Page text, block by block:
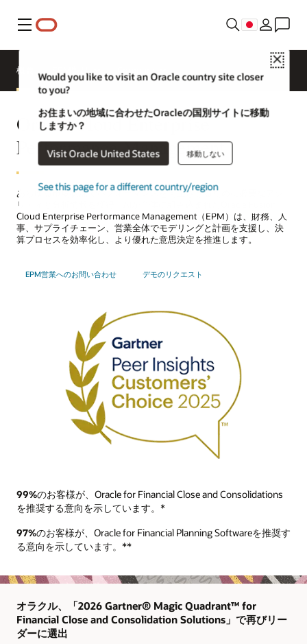
メニュー
Close
Would you like to visit an Oracle country site closer
to you?
お住まいの地域に合わせたOracleの国別サイトに移動
しますか？
Visit Oracle United States 移動しない
See this page for a different country/region
概要
Oracle Cloud Enterprise
Performance Management
あらゆる市場状況でパフォーマンスを向上させるために必要なアジ
リティと分析情報を獲得。AIが全体に組み込まれたOracle Fusion
Cloud Enterprise Performance Management（EPM）は、財務、人
事、サプライチェーン、営業全体でモデリングと計画を支援し、決
算プロセスを効率化し、より優れた意思決定を推進します。
EPM営業へのお問い合わせ デモのリクエスト
99%のお客様が、Oracle for Financial Close and Consolidations
を推奨する意向を示しています。*
97%のお客様が、Oracle for Financial Planning Softwareを推奨す
る意向を示しています。**
オラクル、「2026 Gartner® Magic Quadrant™ for
Financial Close and Consolidation Solutions」で再びリー
ダーに選出